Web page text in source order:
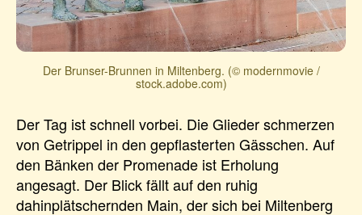
Der Brunser-Brunnen in Miltenberg. (© modernmovie /
stock.adobe.com)
Der Tag ist schnell vorbei. Die Glieder schmerzen
von Getrippel in den gepflasterten Gässchen. Auf
den Bänken der Promenade ist Erholung
angesagt. Der Blick fällt auf den ruhig
dahinplätschernden Main, der sich bei Miltenberg